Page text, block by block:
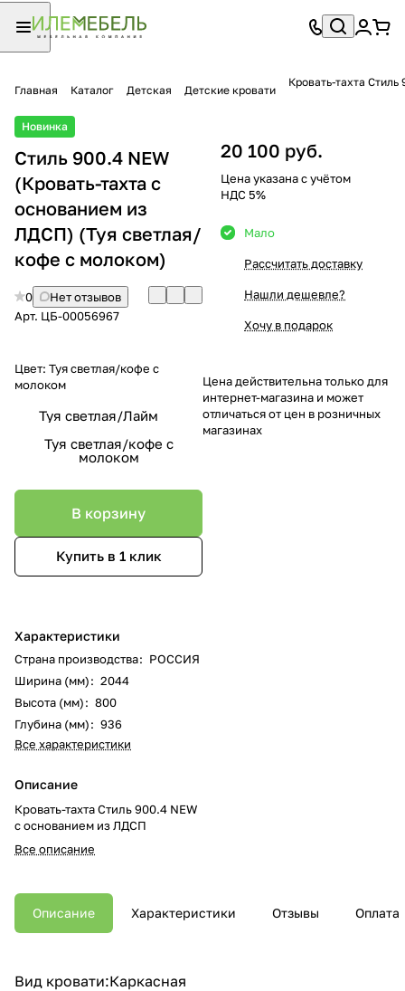
Главная Каталог Детская Детские кровати
Кровать-тахта
Новинка
Стиль 900.4 NEW
(Кровать-тахта с
основанием из
ЛДСП) (Туя светлая/
кофе с молоком)
0
Нет отзывов
Арт. ЦБ-00056967
Цвет: Туя светлая/кофе с
молоком
Туя светлая/Лайм
Туя светлая/кофе с
молоком
В корзину
Купить в 1 клик
Характеристики
Страна производства: РОССИЯ
Ширина (мм): 2044
Высота (мм): 800
Глубина (мм): 936
Все характеристики
Описание
Кровать-тахта Стиль 900.4 NEW
с основанием из ЛДСП
Все описание
20 100 руб.
Цена указана с учётом
НДС 5%
Мало
Рассчитать доставку
Нашли дешевле?
Хочу в подарок
Цена действительна только для
интернет-магазина и может
отличаться от цен в розничных
магазинах
Описание Характеристики Отзывы Оплата
Вид кровати:Каркасная